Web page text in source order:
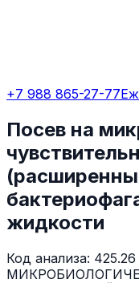
+7 988 865-27-77
Посев на
жидкости
Код анализа: 425.26